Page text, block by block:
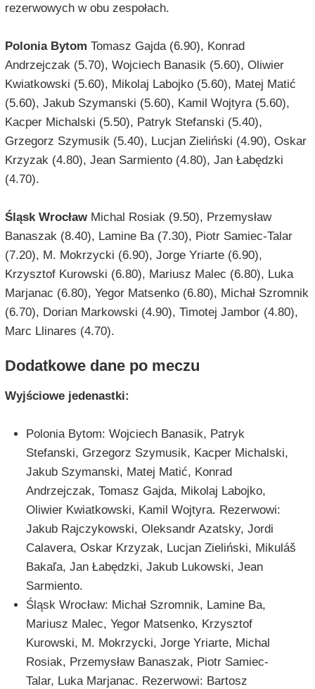
rezerwowych w obu zespołach.
Polonia Bytom Tomasz Gajda (6.90), Konrad
Andrzejczak (5.70), Wojciech Banasik (5.60), Oliwier
Kwiatkowski (5.60), Mikolaj Labojko (5.60), Matej Matić
(5.60), Jakub Szymanski (5.60), Kamil Wojtyra (5.60),
Kacper Michalski (5.50), Patryk Stefanski (5.40),
Grzegorz Szymusik (5.40), Lucjan Zieliński (4.90), Oskar
Krzyzak (4.80), Jean Sarmiento (4.80), Jan Łabędzki
(4.70).
Śląsk WrocławMichal Rosiak (9.50), Przemysław
Banaszak (8.40), Lamine Ba (7.30), Piotr Samiec-Talar
(7.20), M. Mokrzycki (6.90), Jorge Yriarte (6.90),
Krzysztof Kurowski (6.80), Mariusz Malec (6.80), Luka
Marjanac (6.80), Yegor Matsenko (6.80), Michał Szromnik
(6.70), Dorian Markowski (4.90), Timotej Jambor (4.80),
Marc Llinares (4.70).
Dodatkowe dane po meczu
Wyjściowe jedenastki:
Polonia Bytom: Wojciech Banasik, Patryk
Stefanski, Grzegorz Szymusik, Kacper Michalski,
Jakub Szymanski, Matej Matić, Konrad
Andrzejczak, Tomasz Gajda, Mikolaj Labojko,
Oliwier Kwiatkowski, Kamil Wojtyra. Rezerwowi:
Jakub Rajczykowski, Oleksandr Azatsky, Jordi
Calavera, Oskar Krzyzak, Lucjan Zieliński, Mikuláš
Bakaľa, Jan Łabędzki, Jakub Lukowski, Jean
Sarmiento.
Śląsk Wrocław: Michał Szromnik, Lamine Ba,
Mariusz Malec, Yegor Matsenko, Krzysztof
Kurowski, M. Mokrzycki, Jorge Yriarte, Michal
Rosiak, Przemysław Banaszak, Piotr Samiec-
Talar, Luka Marjanac. Rezerwowi: Bartosz